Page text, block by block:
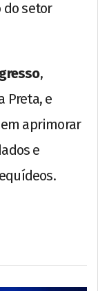
do setor
,
Preta, e
aprimorar
e